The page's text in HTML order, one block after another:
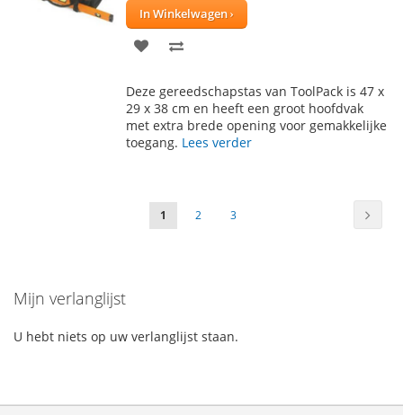
In Winkelwagen
VOEG
AAN
VERLANGLIJST
TE
VERGELIJKEN
Deze gereedschapstas van ToolPack is 47 x
29 x 38 cm en heeft een groot hoofdvak
met extra brede opening voor gemakkelijke
toegang. Lees verder
Pagina
U1 Pagina
2 Pagina
3
Mijn verlanglijst
U hebt niets op uw verlanglijst staan.